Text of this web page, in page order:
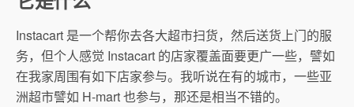
Instacart 是一个帮你去各大超市扫货，然后送货上门的服
务，但个人感觉 Instacart 的店家覆盖面要更广一些，譬如
在我家周围有如下店家参与。我听说在有的城市，一些亚
洲超市譬如 H-mart 也参与，那还是相当不错的。